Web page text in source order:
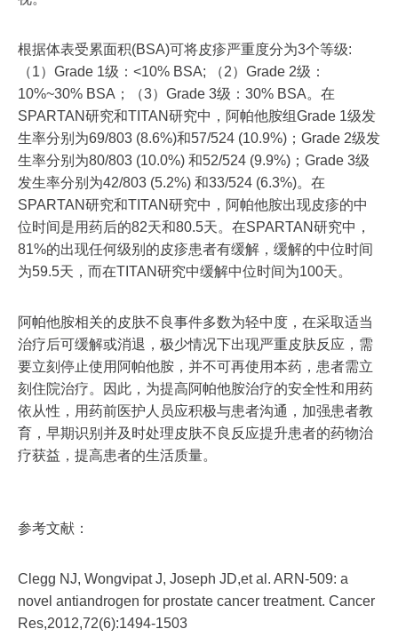
根据体表受累面积(BSA)可将皮疹严重度分为3个等级:
（1）Grade 1级：<10% BSA; （2）Grade 2级：
10%~30% BSA；（3）Grade 3级：30% BSA。在
SPARTAN研究和TITAN研究中，阿帕他胺组Grade 1级发
生率分别为69/803 (8.6%)和57/524 (10.9%)；Grade 2级发
生率分别为80/803 (10.0%) 和52/524 (9.9%)；Grade 3级
发生率分别为42/803 (5.2%) 和33/524 (6.3%)。在
SPARTAN研究和TITAN研究中，阿帕他胺出现皮疹的中
位时间是用药后的82天和80.5天。在SPARTAN研究中，
81%的出现任何级别的皮疹患者有缓解，缓解的中位时间
为59.5天，而在TITAN研究中缓解中位时间为100天。
阿帕他胺相关的皮肤不良事件多数为轻中度，在采取适当
治疗后可缓解或消退，极少情况下出现严重皮肤反应，需
要立刻停止使用阿帕他胺，并不可再使用本药，患者需立
刻住院治疗。因此，为提高阿帕他胺治疗的安全性和用药
依从性，用药前医护人员应积极与患者沟通，加强患者教
育，早期识别并及时处理皮肤不良反应提升患者的药物治
疗获益，提高患者的生活质量。
参考文献：
Clegg NJ, Wongvipat J, Joseph JD,et al. ARN-509: a
novel antiandrogen for prostate cancer treatment. Cancer
Res,2012,72(6):1494-1503